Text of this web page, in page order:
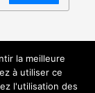
la meilleure
à utiliser ce
l'utilisation des